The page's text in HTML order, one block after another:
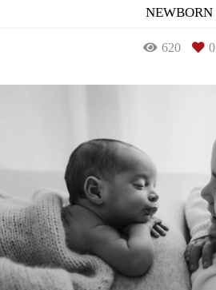
NEWBORN
620 0